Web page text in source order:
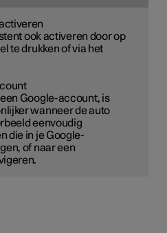
ook activeren door op
te drukken of via het
Google-account, is
wanneer de auto
eenvoudig
die in je Google-
of naar een